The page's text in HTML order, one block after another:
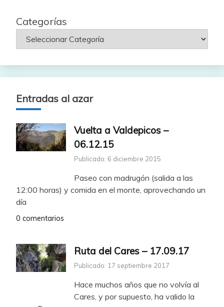
Categorías
Entradas al azar
Vuelta a Valdepicos –
06.12.15
Publicado: 6 diciembre 2015
Paseo con madrugón (salida a las
12:00 horas) y comida en el monte, aprovechando un
día
0 comentarios
Ruta del Cares – 17.09.17
Publicado: 17 septiembre 2017
Hace muchos años que no volvía al
Cares, y por supuesto, ha valido la